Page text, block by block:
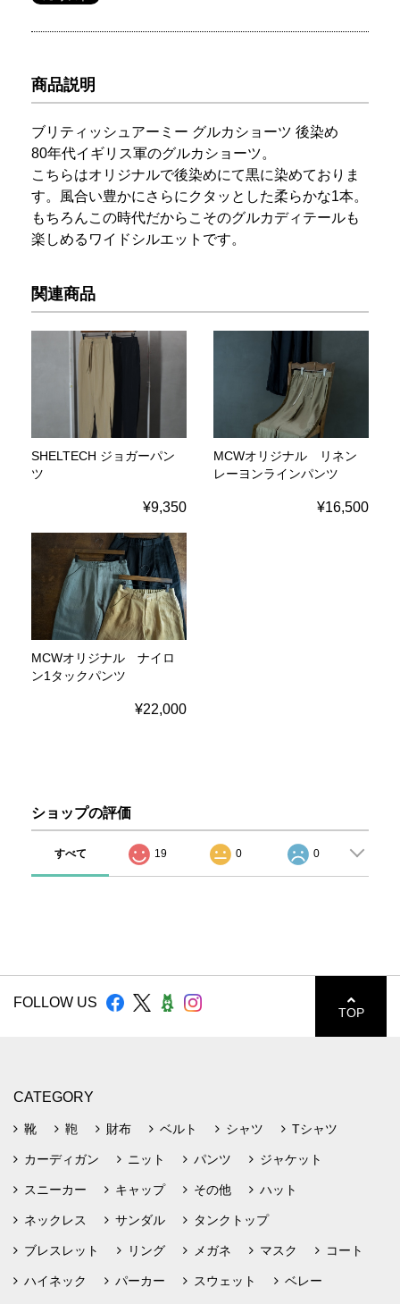
商品説明
ブリティッシュアーミー グルカショーツ 後染め
80年代イギリス軍のグルカショーツ。
こちらはオリジナルで後染めにて黒に染めておりま
す。風合い豊かにさらにクタッとした柔らかな1本。
もちろんこの時代だからこそのグルカディテールも
楽しめるワイドシルエットです。
関連商品
SHELTECH ジョガーパン
ツ
¥9,350
MCWオリジナル リネン
レーヨンラインパンツ
¥16,500
MCWオリジナル ナイロ
ン1タックパンツ
¥22,000
ショップの評価
すべて 19 0 0
FOLLOW US
TOP
CATEGORY
靴 鞄 財布 ベルト シャツ Tシャツ
カーディガン ニット パンツ ジャケット
スニーカー キャップ その他 ハット
ネックレス サンダル タンクトップ
ブレスレット リング メガネ マスク コート
ハイネック パーカー スウェット ベレー